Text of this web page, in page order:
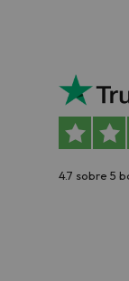
4.7 sobre 5